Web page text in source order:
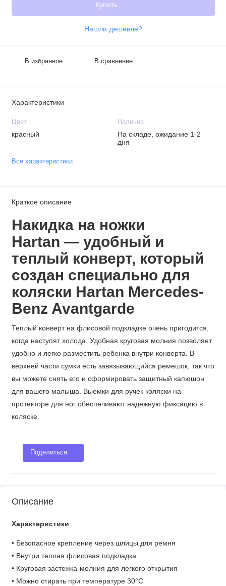
Купить
Нашли дешевле?
В избранное В сравнение
Характеристики
Цвет
красный
Наличие
На складе, ожидание 1-2
дня
Все характеристики
Краткое описание
Накидка на ножки
Hartan — удобный и
теплый конверт, который
создан специально для
коляски Hartan Mercedes-
Benz Avantgarde
Теплый конверт на флисовой подкладке очень пригодится,
когда наступят холода. Удобная круговая молния позволяет
удобно и легко разместить ребенка внутри конверта. В
верхней части сумки есть завязывающийся ремешок, так что
вы можете снять его и сформировать защитный капюшон
для вашего малыша. Выемки для ручек коляски на
протекторе для ног обеспечивают надежную фиксацию в
коляске.
Поделиться
Описание
Характеристики
• Безопасное крепление через шлицы для ремня
• Внутри теплая флисовая подкладка
• Круговая застежка-молния для легкого открытия
• Можно стирать при температуре 30°C